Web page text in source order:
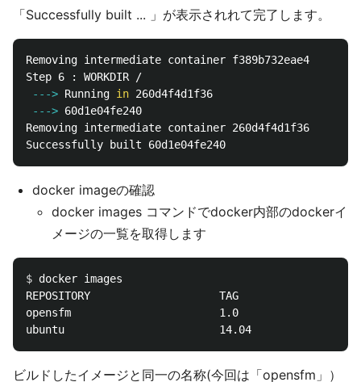
「Successfully built ... 」が表示されれて完了します。
Removing intermediate container f389b732eae4
---> Running in
--->
Removing intermediate container 260d4f4d1f36
docker imageの確認
docker images コマンドでdocker内部のdockerイ
メージの一覧を取得します
$ docker images
REPOSITORY                    TAG
opensfm                       1.0
ビルドしたイメージと同一の名称(今回は「opensfm」）